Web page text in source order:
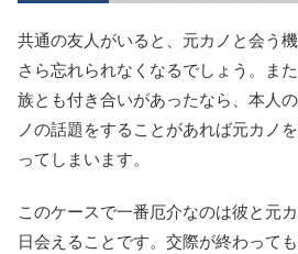
共通の友人がいると、元カノと会う
さら忘れられなくなるでしょう。ま
族とも付き合いがあったなら、本人
ノの話題をすることがあれば元カノ
ってしまいます。
このケースで一番厄介なのは彼と元
日会えることです。交際が終わって